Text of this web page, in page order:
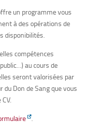
un programme vous
à des opérations de
disponibilités.
compétences
au cours de
seront valorisées par
Don de Sang que vous
.